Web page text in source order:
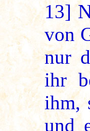
13]
von
nur
ihr
ihm,
und